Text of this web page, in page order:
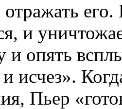
его.
и
и опять
и исчез».
Пьер